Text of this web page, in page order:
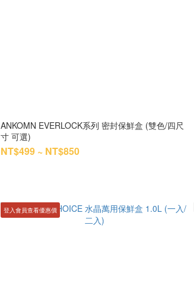
ANKOMN EVERLOCK系列 密封保鮮盒 (雙色/四尺
寸 可選)
NT$499 ~ NT$850
登入會員查看優惠價